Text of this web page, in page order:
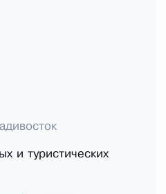
и туристических